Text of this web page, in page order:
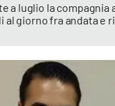
a luglio la compagnia
al giorno fra andata e